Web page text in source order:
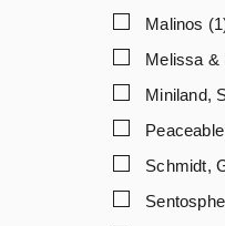
Malinos
Melissa &
Miniland,
Schmidt,